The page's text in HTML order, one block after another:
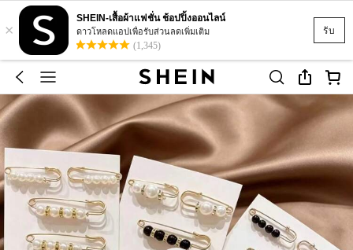
รับ
×
SHEIN-เสื้อผ้าแฟชั่น ช้อปปิ้งออนไลน์
ดาวโหลดแอปเพื่อรับส่วนลดเพิ่มเติม
(1,345)